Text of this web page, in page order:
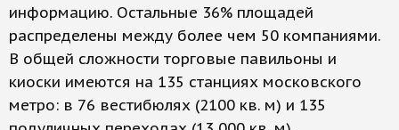
информацию. Остальные 36% площадей
распределены между более чем 50 компаниями.
В общей сложности торговые павильоны и
киоски имеются на 135 станциях московского
метро: в 76 вестибюлях (2100 кв. м) и 135